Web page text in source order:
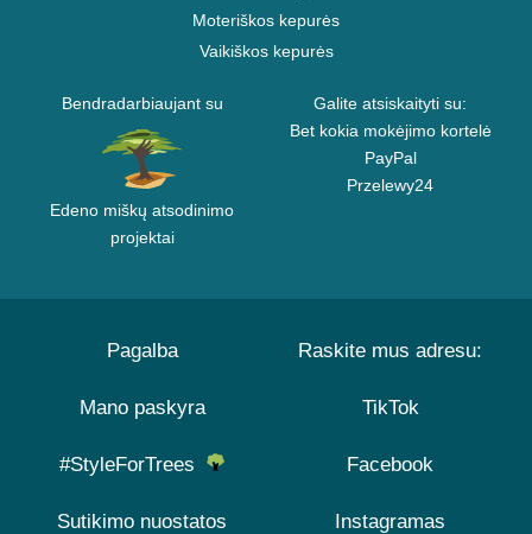
Moteriškos kepurės
Vaikiškos kepurės
Bendradarbiaujant su
Edeno miškų atsodinimo
projektai
Galite atsiskaityti su:
Bet kokia mokėjimo kortelė
PayPal
Przelewy24
Pagalba
Mano paskyra
#StyleForTrees
Sutikimo nuostatos
Raskite mus adresu:
TikTok
Facebook
Instagramas